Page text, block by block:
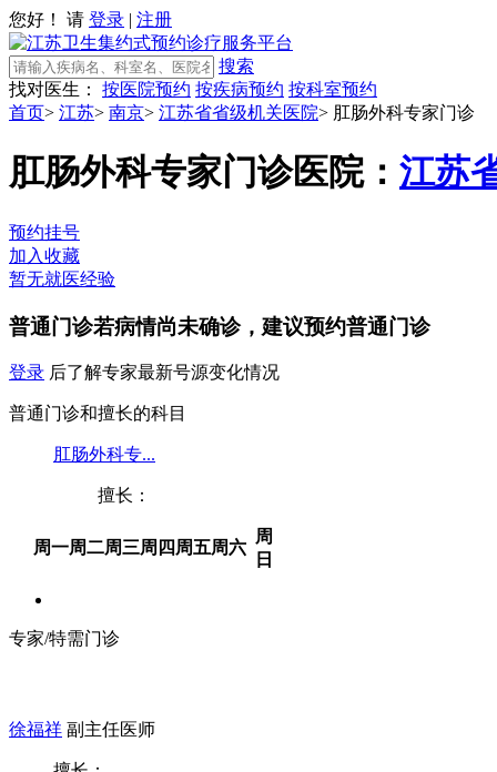
您好！ 请 登录 | 注册
搜索
找对医生：
按医院预约 按疾病预约 按科室预约
首页> 江苏> 南京> 江苏省省级机关医院> 肛肠外科专家门诊
肛肠外科专家门诊医院： 江苏
预约挂号
加入收藏
暂无就医经验
普通门诊若病情尚未确诊，建议预约普通门诊
登录 后了解专家最新号源变化情况
普通门诊和擅长的科目
肛肠外科专...
擅长：
周一周二周三周四 周五周六
周
日
专家/特需门诊
徐福祥 副主任医师